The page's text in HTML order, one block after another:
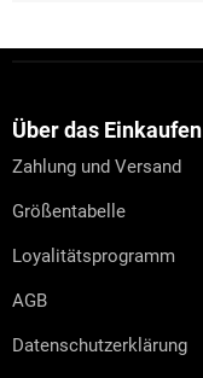
Über das Einkaufen
Zahlung und Versand
Größentabelle
Loyalitätsprogramm
AGB
Datenschutzerklärung